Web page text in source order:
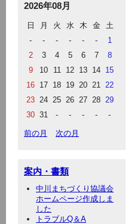
2026年08月
日 月 火 水 木 金
土
-
- - - - -
1
2
3 4 5 6 7
8
9
10 11 12 13 14 15
16 17 18 19 20 21 22
23 24 25 26 27 28 29
30 31 - - - - -
前の月 次の月
案内・書類
中川まちづくり協議会
ホームページ作成しま
した
トラブルQ＆A